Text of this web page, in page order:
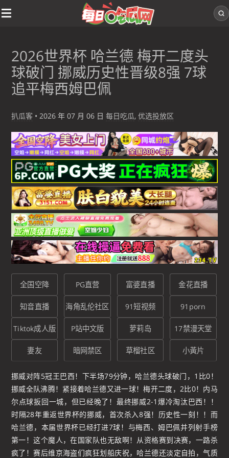
2026世界杯 哈兰德 梅开二度头
球破门 挪威历史性晋级8强 7球
追平梅西姆巴佩
扒瓜客 • 2026 年 07 月 06 日 每日吃瓜, 优选投放区
全国空降 PG直营 富婆直播 金花直播
知音直播 海角乱伦社区 91短视频 91porn
Tiktok成人版 P站中文版 萝莉岛 17禁漫天堂
妻友 暗网禁区 草榴社区 小黃片
挪威对阵5冠王巴西！下半场79分钟，哈兰德头球破门，1比0！
挪威全队沸腾！紧接着哈兰德又进一球！梅开二度，2比0！内马
尔点球扳回一城，但已经晚了！最终挪威2-1爆冷淘汰巴西！！
时隔28年重返世界杯的挪威，首次杀入8强！历史性一刻！！而
哈兰德，本届世界杯已经打进7球！与梅西、姆巴佩并列射手榜
第一！这个魔人，在国家队也无敌啊！从资格赛到决赛，一路杀
疯了！赛后维京海盗们疯狂划船庆祝，哈兰德还淡定自拍，气质